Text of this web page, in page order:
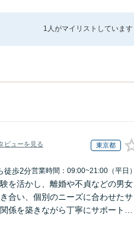
1人がマイリストしています
ビューを見る 東京都
徒歩2分営業時間：09:00~21:00（平日）
を活かし、離婚や不貞などの男女
合い、個別のニーズに合わせたサ
係を築きながら丁寧にサポートし